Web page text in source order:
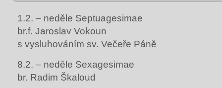
1.2. – neděle Septuagesimae
br.f. Jaroslav Vokoun
s vysluhováním sv. Večeře Páně
8.2. – neděle Sexagesimae
br. Radim Škaloud